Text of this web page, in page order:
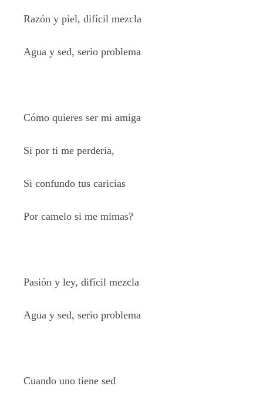
Razón y piel, difícil mezcla
Agua y sed, serio problema
Cómo quieres ser mi amiga
Si por ti me perderia,
Si confundo tus caricias
Por camelo si me mimas?
Pasión y ley, difícil mezcla
Agua y sed, serio problema
Cuando uno tiene sed